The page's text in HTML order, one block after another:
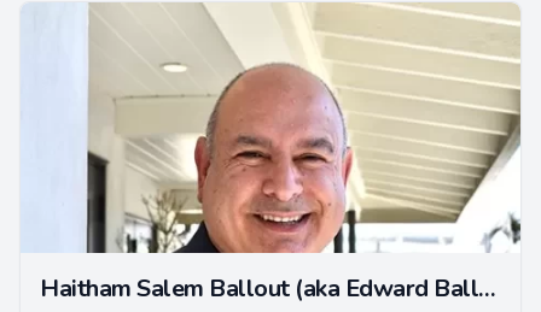
Haitham Salem Ballout (aka Edward Ballout)